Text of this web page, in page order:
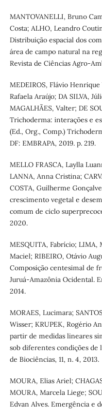
MANTOVANELLI, Bruno
Costa; ALHO, Leandro
Distribuição espacial dos
área de campo natural na
Revista de Ciências Agro-
MEDEIROS, Flávio
Rafaela Araújo; DA SILVA,
MAGALHÃES, Valter; DE
Trichoderma: interações e
(Ed., Org., Comp.)
DF: EMBRAPA, 2019. p. 219.
MELLO FRASCA, Laylla
LANNA, Anna Cristina;
COSTA, Guilherme
crescimento vegetal e
comum de ciclo
2020.
MESQUITA, Fabrício; LIMA,
Maciel; RIBEIRO, Otávio
Composição centesimal de
Juruá-Amazônia Ocidental.
2014.
MORAES, Lucimara;
Wisser; KRUPEK, Rogério
partir de medidas lineares
sob diferentes condições de
de Biociências, 11, n. 4, 2013.
MOURA, Elias Ariel;
MOURA, Marcela Liege;
Edvan Alves. Emergência e